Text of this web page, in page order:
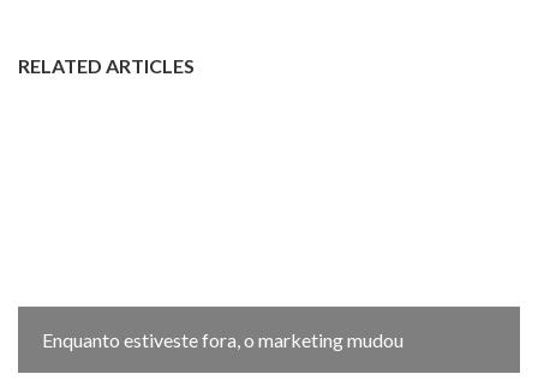
RELATED ARTICLES
Enquanto estiveste fora, o marketing mudou